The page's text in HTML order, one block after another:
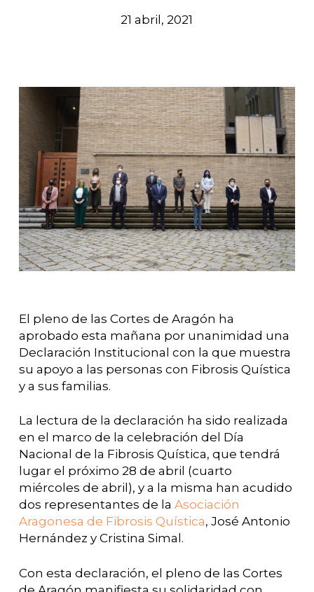
21 abril, 2021
El pleno de las Cortes de Aragón ha
aprobado esta mañana por unanimidad una
Declaración Institucional con la que muestra
su apoyo a las personas con Fibrosis Quística
y a sus familias.
La lectura de la declaración ha sido realizada
en el marco de la celebración del Día
Nacional de la Fibrosis Quística, que tendrá
lugar el próximo 28 de abril (cuarto
miércoles de abril), y a la misma han acudido
dos representantes de la Asociación
Aragonesa de Fibrosis Quística, José Antonio
Hernández y Cristina Simal.
Con esta declaración, el pleno de las Cortes